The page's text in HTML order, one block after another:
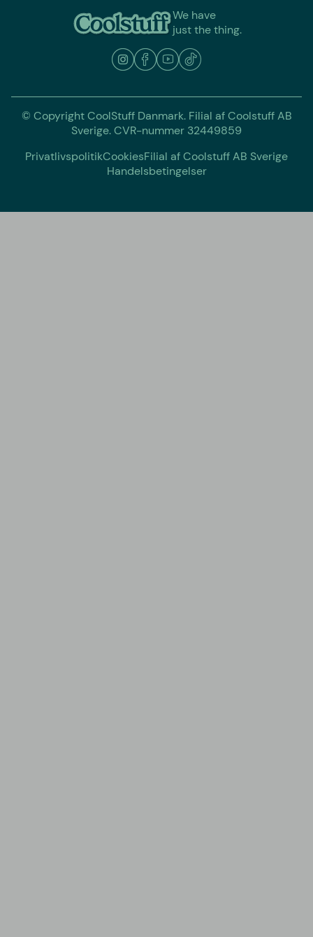
We have
just the thing.
© Copyright CoolStuff Danmark. Filial af Coolstuff AB
Sverige. CVR-nummer 32449859
PrivatlivspolitikCookiesFilial af Coolstuff AB Sverige
Handelsbetingelser